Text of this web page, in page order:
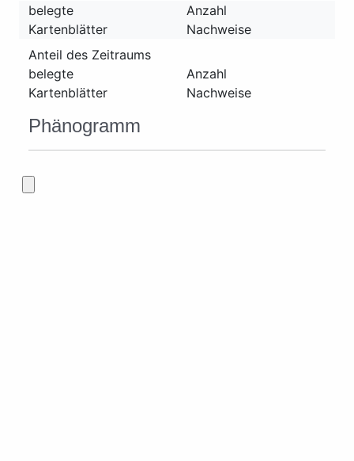
belegte
Kartenblätter
Anzahl
Nachweise
Anteil des Zeitraums
belegte
Kartenblätter
Anzahl
Nachweise
Phänogramm